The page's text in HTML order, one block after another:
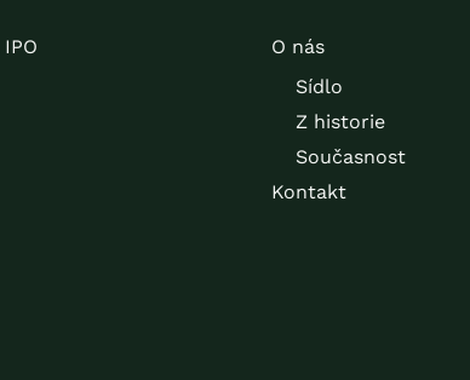
O nás
Sídlo
Z historie
Současnost
Kontakt